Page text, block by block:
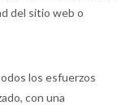
del sitio web o
los esfuerzos
con una